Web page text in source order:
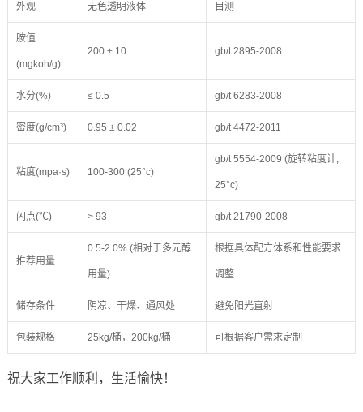
外观 无色透明液体 目测
胺值
(mgkoh/g)
200 ± 10 gb/t 2895-2008
水分(%) ≤ 0.5 gb/t 6283-2008
密度(g/cm³) 0.95 ± 0.02 gb/t 4472-2011
粘度(mpa·s) 100-300 (25°c)
gb/t 5554-2009 (旋转粘度计,
25°c)
闪点(℃) > 93 gb/t 21790-2008
推荐用量
0.5-2.0% (相对于多元醇
用量)
根据具体配方体系和性能要求
调整
储存条件 阴凉、干燥、通风处 避免阳光直射
包装规格 25kg/桶，200kg/桶 可根据客户需求定制
祝大家工作顺利，生活愉快！